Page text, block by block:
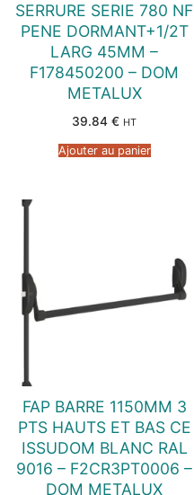
SERRURE SERIE 780 NF
PENE DORMANT+1/2T
LARG 45MM –
F178450200 – DOM
METALUX
39.84 € HT
Ajouter au panier
FAP BARRE 1150MM 3
PTS HAUTS ET BAS CE
ISSUDOM BLANC RAL
9016 – F2CR3PT0006 –
DOM METALUX